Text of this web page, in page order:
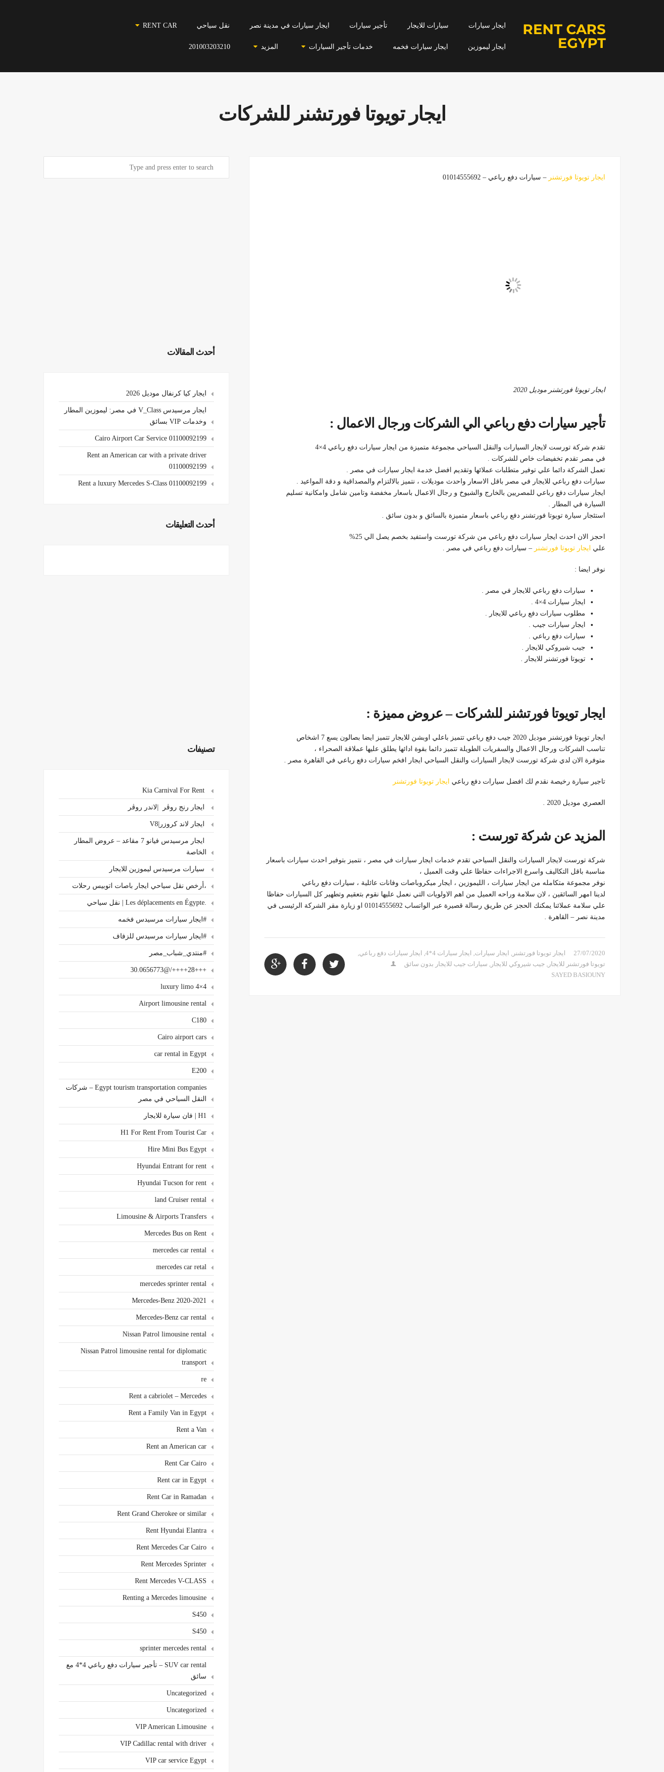
RENT CARS
EGYPT
ايجار سيارات سيارات للايجار تأجير سيارات ايجار سيارات في مدينة نصر نقل سياحي RENT CAR
ايجار ليموزين ايجار سيارات فخمه خدمات تأجير السيارات المزيد 201003203210
ايجار تويوتا فورتشنر للشركات
ايجار تويوتا فورتشنر – سيارات دفع رباعي – 01014555692
ايجار تويوتا فورتشنر موديل 2020
تأجير سيارات دفع رباعي الي الشركات ورجال الاعمال :
تقدم شركة تورست لايجار السيارات والنقل السياحي مجموعة متميزة من ايجار سيارات دفع رباعي 4×4
في مصر تقدم تخفيضات خاص للشركات .
تعمل الشركة دائما علي توفير متطلبات عملائها وتقديم افضل خدمة ايجار سيارات في مصر .
سيارات دفع رباعي للايجار في مصر باقل الاسعار واحدث موديلات ، نتميز بالالتزام والمصداقية و دقة المواعيد .
ايجار سيارات دفع رباعي للمصريين بالخارج والشيوخ و رجال الاعمال باسعار مخفضة وتامين شامل وامكانية تسليم
السيارة في المطار .
استئجار سيارة تويوتا فورتشنر دفع رباعي باسعار متميزة بالسائق و بدون سائق .
احجز الان احدث ايجار سيارات دفع رباعي من شركة تورست واستفيد بخصم يصل الي 25%
علي
ايجار تويوتا فورتشنر – سيارات دفع رباعي في مصر .
نوفر ايضا :
سيارات دفع رباعي للايجار في مصر .
ايجار سيارات 4×4 .
مطلوب سيارات دفع رباعي للايجار .
ايجار سيارات جيب .
سيارات دفع رباعي .
جيب شيروكي للايجار .
تويوتا فورتشنر للايجار .
ايجار تويوتا فورتشنر للشركات – عروض مميزة :
ايجار تويوتا فورتشنر موديل 2020 جيب دفع رباعي تتميز باعلي اوبشن للايجار تتميز ايضا بصالون يسع 7 اشخاص
تناسب الشركات ورجال الاعمال والسفريات الطويلة تتميز دائما بقوة ادائها يطلق عليها عملاقة الصحراء ،
متوفرة الان لدي شركة تورست لايجار السيارات والنقل السياحي ايجار افخم سيارات دفع رباعي في القاهرة مصر .
تاجير سيارة رخيصة نقدم لك افضل سيارات دفع رباعي ايجار تويوتا فورتشنر
العصري موديل 2020 .
المزيد عن شركة تورست :
شركة تورست لايجار السيارات والنقل السياحي تقدم خدمات ايجار سيارات في مصر ، نتميز بتوفير احدث سيارات باسعار
مناسبة باقل التكاليف واسرع الاجراءات حفاظا علي وقت العميل ،
نوفر مجموعة متكامله من ايجار سيارات ، الليموزين ، ايجار ميكروباصات وفانات عائلية ، سيارات دفع رباعي
لدينا امهر السائقين ، لان سلامة وراحه العميل من اهم الاولويات التي نعمل عليها نقوم بتعقيم وتطهير كل السيارات حفاظا
علي سلامة عملائنا يمكنك الحجز عن طريق رسالة قصيرة عبر الواتساب 01014555692 او زيارة مقر الشركة الرئيسى في
مدينة نصر – القاهرة .
27/07/2020 ايجار تويوتا فورتشنر , ايجار سيارات, ايجار سيارات 4*4 , ايجار سيارات دفع رباعي,
تويوتا فورتشنر للايجار , جيب شيروكي للايجار , سيارات جيب للايجار بدون سائق
SAYED BASIOUNY
أحدث المقالات
ايجار كيا كرنفال موديل 2026
ايجار مرسيدس V_Class في مصر: ليموزين المطار
وخدمات VIP بسائق
Cairo Airport Car Service 01100092199
Rent an American car with a private driver
01100092199
Rent a luxury Mercedes S-Class 01100092199
أحدث التعليقات
تصنيفات
ايجار رنج روڤر |لاندر روڤر
ايجار لاند كروزر|V8
ايجار مرسيدس فيانو 7 مقاعد – عروض المطار
الخاصة
سيارات مرسيدس ليموزين للايجار
،أرخص نقل سياحي ايجار باصات اتوبيس رحلات
.Les déplacements en Égypte | نقل سياحي
#ايجار سيارات مرسيدس فخمه
#ايجار سيارات مرسيدس للزفاف
#منتدي_شباب_مصر
+++28++++/@30.0656773
4×4 luxury limo
Airport limousine rental
C180
Cairo airport cars
car rental in Egypt
E200
Egypt tourism transportation companies – شركات
النقل السياحي في مصر
H1 | فان سيارة للايجار
H1 For Rent From Tourist Car
Hire Mini Bus Egypt
Hyundai Entrant for rent
Hyundai Tucson for rent
land Cruiser rental
Limousine & Airports Transfers
Mercedes Bus on Rent
mercedes car rental
mercedes car retal
mercedes sprinter rental
Mercedes-Benz 2020-2021
Mercedes-Benz car rental
Nissan Patrol limousine rental
Nissan Patrol limousine rental for diplomatic
transport
re
Rent a cabriolet – Mercedes
Rent a Family Van in Egypt
Rent a Van
Rent an American car
Rent Car Cairo
Rent car in Egypt
Rent Car in Ramadan
Rent Grand Cherokee or similar
Rent Hyundai Elantra
Rent Mercedes Car Cairo
Rent Mercedes Sprinter
Rent Mercedes V-CLASS
Renting a Mercedes limousine
S450
S450
sprinter mercedes rental
SUV car rental – تأجير سيارات دفع رباعي 4*4 مع
سائق
Uncategorized
Uncategorized
VIP American Limousine
VIP Cadillac rental with driver
VIP car service Egypt